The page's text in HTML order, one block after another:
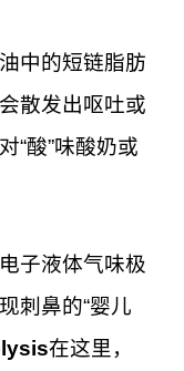
中的短链脂肪
散发出呕吐或
“酸”味酸奶或
子液体气味极
刺鼻的“婴儿
在这里，